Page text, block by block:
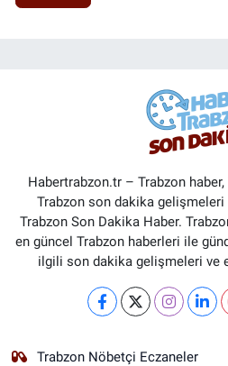
Habertrabzon.tr – Trabzon
Trabzon son dakika
Trabzon Son Dakika Haber.
en güncel Trabzon haberleri ile
ilgili son dakika gelişmeleri ve
Trabzon Nöbetçi Eczaneler